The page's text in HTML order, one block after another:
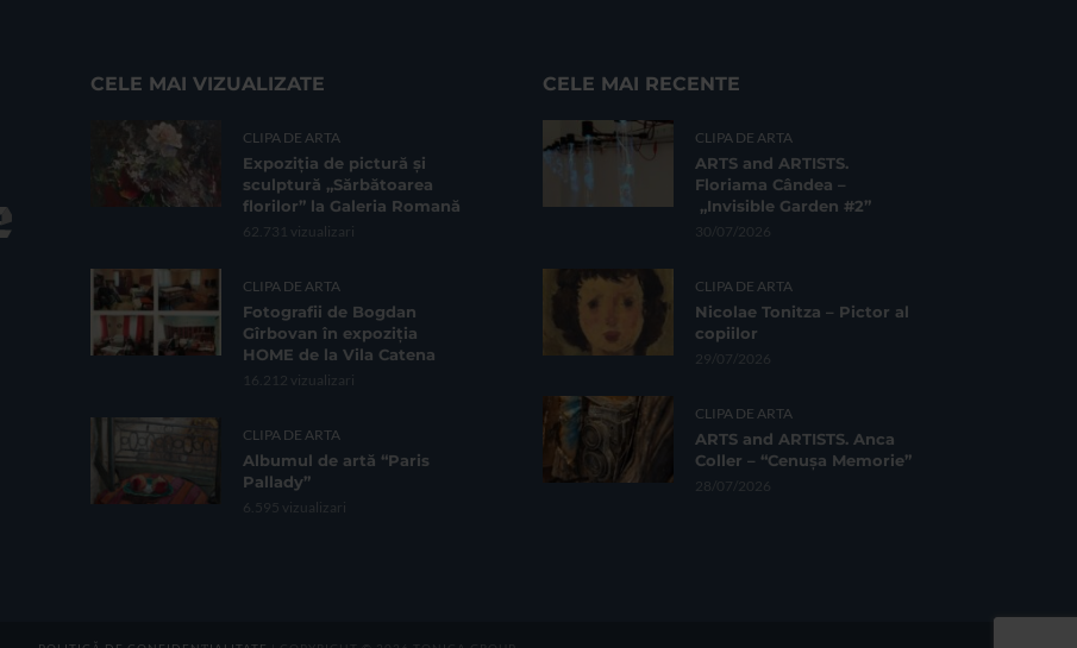
CELE MAI VIZUALIZATE
CLIPA DE ARTA
Expoziția de pictură și
sculptură „Sărbătoarea
florilor” la Galeria Romană
62.731 vizualizari
CLIPA DE ARTA
Fotografii de Bogdan
Gîrbovan în expoziția
HOME de la Vila Catena
16.212 vizualizari
CLIPA DE ARTA
Albumul de artă “Paris
Pallady”
6.595 vizualizari
CELE MAI RECENTE
CLIPA DE ARTA
ARTS and ARTISTS.
Floriama Cândea –
„Invisible Garden #2”
30/07/2026
CLIPA DE ARTA
Nicolae Tonitza – Pictor al
copiilor
29/07/2026
CLIPA DE ARTA
ARTS and ARTISTS. Anca
Coller – “Cenușa Memorie”
28/07/2026